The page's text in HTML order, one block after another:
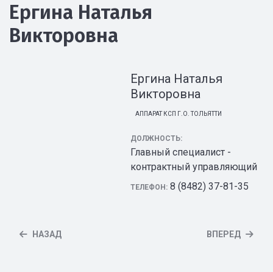
Ергина Наталья
Викторовна
Ергина Наталья
Викторовна
АППАРАТ КСП Г.О. ТОЛЬЯТТИ
ДОЛЖНОСТЬ:
Главный специалист -
контрактный управляющий
ТЕЛЕФОН: 8 (8482) 37-81-35
НАЗАД ВПЕРЕД